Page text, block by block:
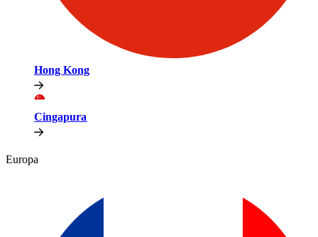
Hong Kong​​
Cingapura​​
Europa​​